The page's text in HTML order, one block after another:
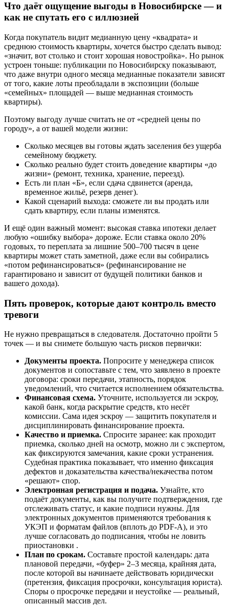
Что даёт ощущение выгоды в Новосибирске — и
как не спутать его с иллюзией
Когда покупатель видит медианную цену «квадрата» и
среднюю стоимость квартиры, хочется быстро сделать вывод:
«значит, вот столько и стоит хорошая новостройка». Но рынок
устроен тоньше: публикации по Новосибирску показывают,
что даже внутри одного месяца медианные показатели зависят
от того, какие лоты преобладали в экспозиции (больше
«семейных» площадей — выше медианная стоимость
квартиры).
Поэтому выгоду лучше считать не от «средней цены по
городу», а от вашей модели жизни:
Сколько месяцев вы готовы ждать заселения без ущерба
семейному бюджету.
Сколько реально будет стоить доведение квартиры «до
жизни» (ремонт, техника, хранение, переезд).
Есть ли план «Б», если сдача сдвинется (аренда,
временное жильё, резерв денег).
Какой сценарий выхода: сможете ли вы продать или
сдать квартиру, если планы изменятся.
И ещё один важный момент: высокая ставка ипотеки делает
любую «ошибку выбора» дороже. Если ставка около 20%
годовых, то переплата за лишние 500–700 тысяч в цене
квартиры может стать заметной, даже если вы собирались
«потом рефинансироваться» (рефинансирование не
гарантировано и зависит от будущей политики банков и
вашего дохода).
Пять проверок, которые дают контроль вместо
тревоги
Не нужно превращаться в следователя. Достаточно пройти 5
точек — и вы снимете большую часть рисков первички:
Документы проекта. Попросите у менеджера список
документов и сопоставьте с тем, что заявлено в проекте
договора: сроки передачи, этапность, порядок
уведомлений, что считается исполнением обязательства.
Финансовая схема. Уточните, используется ли эскроу,
какой банк, когда раскрытие средств, кто несёт
комиссии. Сама идея эскроу — защитить покупателя и
дисциплинировать финансирование проекта.
Качество и приемка. Спросите заранее: как проходит
приемка, сколько дней на осмотр, можно ли с экспертом,
как фиксируются замечания, какие сроки устранения.
Судебная практика показывает, что именно фиксация
дефектов и доказательства качества/некачества потом
«решают» спор.
Электронная регистрация и подача. Узнайте, кто
подаёт документы, как вы получите подтверждения, где
отслеживать статус, и какие подписи нужны. Для
электронных документов применяются требования к
УКЭП и форматам файлов (вплоть до PDF-A), и это
лучше согласовать до подписания, чтобы не ловить
приостановки .
План по срокам. Составьте простой календарь: дата
плановой передачи, «буфер» 2–3 месяца, крайняя дата,
после которой вы начинаете действовать юридически
(претензия, фиксация просрочки, консультация юриста).
Споры о просрочке передачи и неустойке — реальный,
описанный массив дел.